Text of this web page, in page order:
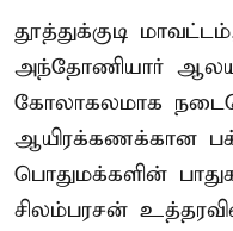
தூத்துக்குடி
அந்தோணியார் ஆலய
கோலாகலமாக
ஆயிரக்கணக்கான
பொதுமக்களின்
சிலம்பரசன்